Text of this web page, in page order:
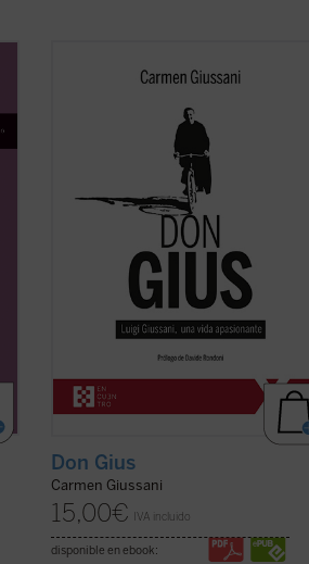
Editado por Carmen Giussani, el libro
testimonios de personas que, a largo de
su vida, compartieron un tramo de
camino con él. Un libro único y precioso
que, con motivo del centenario del
nacimiento del fundador de ...
Don Gius
Carmen Giussani
15,00€ IVA incluido
disponible en ebook: